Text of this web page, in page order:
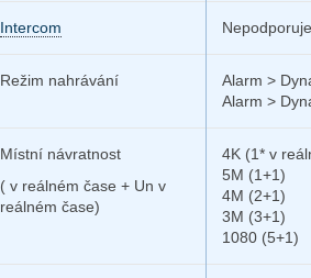
Intercom Nepodporuje
Režim nahrávání
Alarm >
Alarm >
Místní návratnost
( v reálném čase + Un v
reálném čase)
4K (1* v
5M (1+1)
4M (2+1)
3M (3+1)
1080 (5+1)